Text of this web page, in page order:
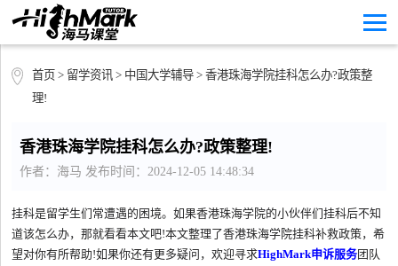
首页 > 留学资讯> 中国大学辅导> 香港珠海学院挂科怎么办?政策整
理!
香港珠海学院挂科怎么办?政策整理!
作者：海马 发布时间：2024-12-05 14:48:34
挂科是留学生们常遭遇的困境。如果香港珠海学院的小伙伴们挂科后不知
道该怎么办，那就看看本文吧!本文整理了香港珠海学院挂科补救政策，希
望对你有所帮助!如果你还有更多疑问，欢迎寻求HighMark申诉服务团队